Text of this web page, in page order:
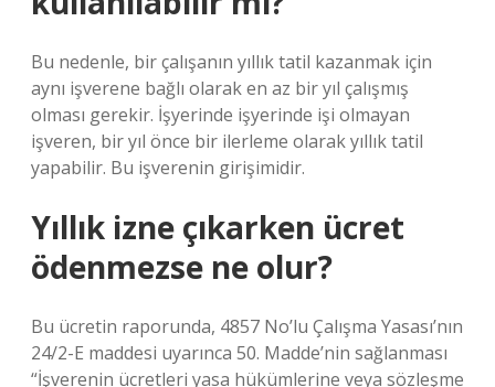
Bu nedenle, bir çalışanın yıllık tatil kazanmak için
aynı işverene bağlı olarak en az bir yıl çalışmış
olması gerekir. İşyerinde işyerinde işi olmayan
işveren, bir yıl önce bir ilerleme olarak yıllık tatil
yapabilir. Bu işverenin girişimidir.
Yıllık izne çıkarken ücret
ödenmezse ne olur?
Bu ücretin raporunda, 4857 No’lu Çalışma Yasası’nın
24/2-E maddesi uyarınca 50. Madde’nin sağlanması
“İşverenin ücretleri yasa hükümlerine veya sözleşme